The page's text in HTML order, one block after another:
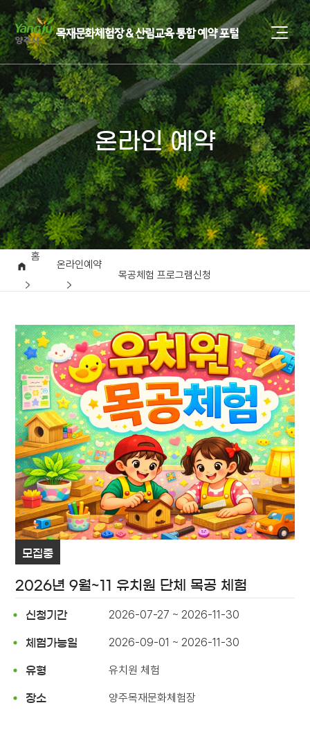
온라인 예약
홈
온라인예약
목공체험 프로그램신청
모집중
2026년 9월~11 유치원 단체 목공 체험
신청기간 2026-07-27 ~ 2026-11-30
체험가능일 2026-09-01 ~ 2026-11-30
유형 유치원 체험
장소 양주목재문화체험장